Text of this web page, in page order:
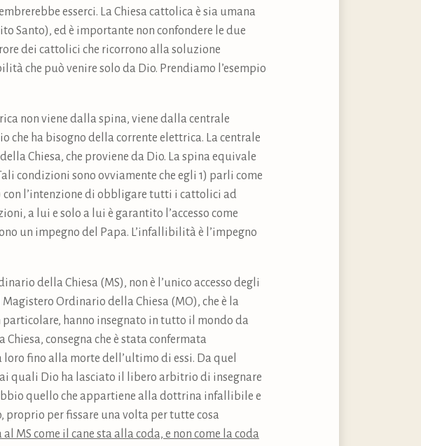
esserci. La Chiesa cattolica è sia umana
Santo), ed è importante non confondere le due
dei cattolici che ricorrono alla soluzione
che può venire solo da Dio. Prendiamo l’esempio
non viene dalla spina, viene dalla centrale
che ha bisogno della corrente elettrica. La centrale
Chiesa, che proviene da Dio. La spina equivale
condizioni sono ovviamente che egli 1) parli come
con l’intenzione di obbligare tutti i cattolici ad
a lui e solo a lui è garantito l’accesso come
un impegno del Papa. L’infallibilità è l’impegno
della Chiesa (MS), non è l’unico accesso degli
Ordinario della Chiesa (MO), che è la
particolare, hanno insegnato in tutto il mondo da
consegna che è stata confermata
fino alla morte dell’ultimo di essi. Da quel
quali Dio ha lasciato il libero arbitrio di insegnare
quello che appartiene alla dottrina infallibile e
proprio per fissare una volta per tutte cosa
MS come il cane sta alla coda, e non come la coda